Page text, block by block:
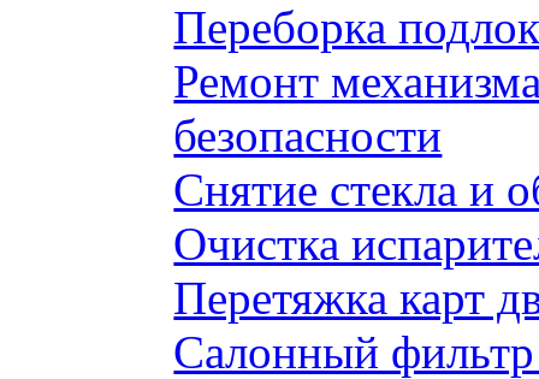
Переборка
Ремонт
безопасности
Снятие стекла и
Очистка
Перетяжка карт
Салонный фильтр